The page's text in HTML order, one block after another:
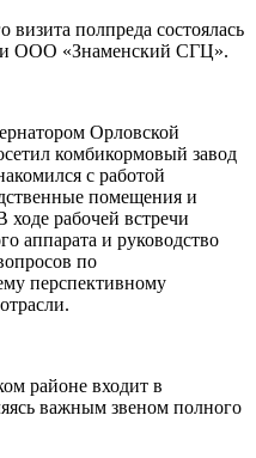
визита полпреда состоялась
ООО «Знаменский СГЦ».
Орловской
комбикормовый завод
с работой
помещения и
ходе рабочей встречи
аппарата и руководство
по
перспективному
районе входит в
важным звеном полного